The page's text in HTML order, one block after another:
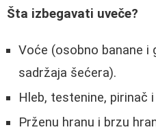
Šta izbegavati uveče?
Voće (osobno banane i
sadržaja šećera).
Hleb, testenine, pirinač
Prženu hranu i brzu